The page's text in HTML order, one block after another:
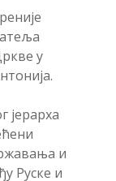
у
јерарха
и
Руске и